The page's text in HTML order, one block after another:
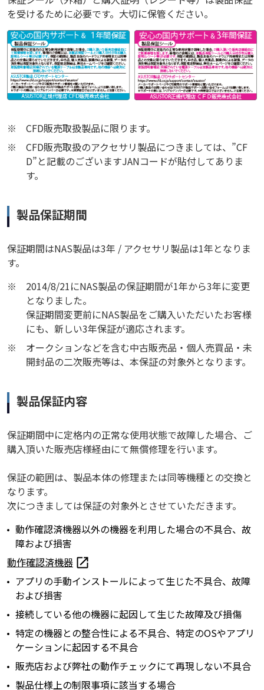
を受けるために必要です。大切に保管ください。
※
CFD販売取扱製品に限ります。
※
CFD販売取扱のアクセサリ製品につきましては、”CF
D”と記載のございますJANコードが貼付してありま
す。
製品保証期間
保証期間はNAS製品は3年 / アクセサリ製品は1年となりま
す。
※
2014/8/21にNAS製品の保証期間が1年から3年に変更
となりました。
保証期間変更前にNAS製品をご購入いただいたお客様
にも、新しい3年保証が適応されます。
※
オークションなどを含む中古販売品・個人売買品・未
開封品の二次販売等は、本保証の対象外となります。
製品保証内容
保証期間中に定格内の正常な使用状態で故障した場合、ご
購入頂いた販売店様経由にて無償修理を行います。
保証の範囲は、製品本体の修理または同等機種との交換と
なります。
次につきましては保証の対象外とさせていただきます。
動作確認済機器以外の機器を利用した場合の不具合、故
障および損害
動作確認済機器
アプリの手動インストールによって生じた不具合、故障
および損害
接続している他の機器に起因して生じた故障及び損傷
特定の機器との整合性による不具合、特定のOSやアプリ
ケーションに起因する不具合
販売店および弊社の動作チェックにて再現しない不具合
製品仕様上の制限事項に該当する場合